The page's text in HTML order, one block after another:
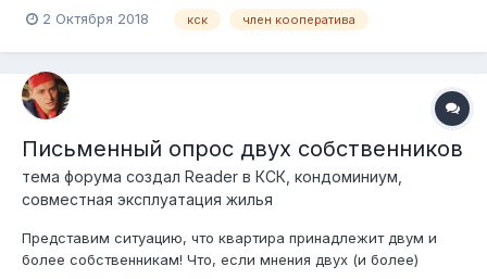
собраниях, участвует в письменных опросах, настаивает на
мнение форума, вправе ли этот...
2 Октября 2018 кск член кооператива
Письменный опрос двух собственников
тема форума создал Reader в КСК, кондоминиум,
совместная эксплуатация жилья
Представим ситуацию, что квартира принадлежит двум и
более собственникам! Что, если мнения двух (и более)